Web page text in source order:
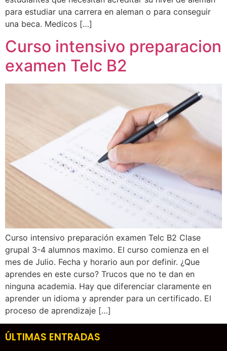
para estudiar una carrera en aleman o para conseguir
una beca. Medicos […]
Curso intensivo preparacion
examen Telc B2
Curso intensivo preparación examen Telc B2 Clase
grupal 3-4 alumnos maximo. El curso comienza en el
mes de Julio. Fecha y horario aun por definir. ¿Que
aprendes en este curso? Trucos que no te dan en
ninguna academia. Hay que diferenciar claramente en
aprender un idioma y aprender para un certificado. El
proceso de aprendizaje […]
ÚLTIMAS ENTRADAS